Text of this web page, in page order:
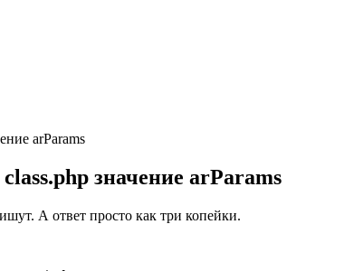
arParams
значение arParams
А ответ просто как три копейки.